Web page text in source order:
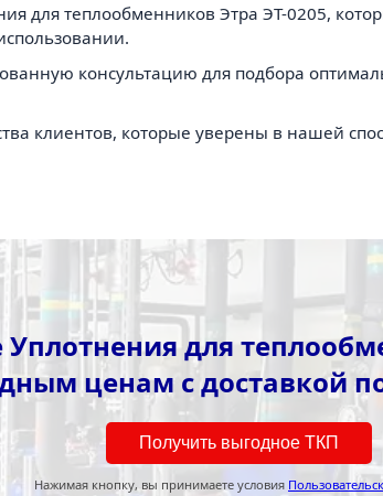
для теплообменников Этра ЭТ-0205,
консультацию для подбора
клиентов, которые уверены в нашей
для
ценам с доставкой
Получить выгодное ТКП
Нажимая кнопку, вы принимаете условия